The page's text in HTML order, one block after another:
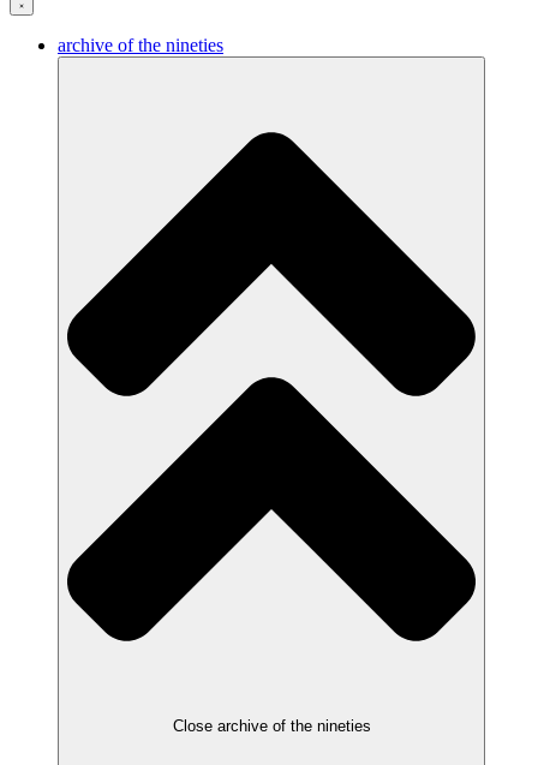
archive of the nineties
Close archive of the nineties